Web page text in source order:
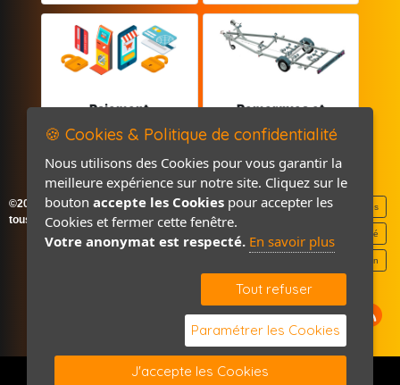
Paiement
Remorques et
©2026-2027 France Accastillage
tous droits réservés
Mentions légales
Politique de confidentialité
Contact / Plan
🍪 Cookies & Politique de confidentialité
Nous utilisons des Cookies pour vous garantir la
meilleure expérience sur notre site. Cliquez sur le
bouton accepte les Cookies pour accepter les
Cookies et fermer cette fenêtre.
Votre anonymat est respecté. En savoir plus
Tout refuser
Paramétrer les Cookies
J'accepte les Cookies